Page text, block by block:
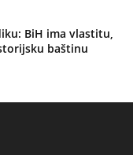
BiH ima vlastitu,
baštinu